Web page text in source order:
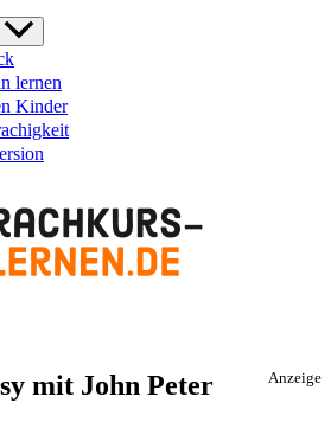
lernen
Kinder
Anzeige
mit John Peter